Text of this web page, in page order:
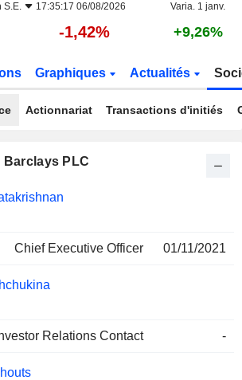
S.E. 17:35:17 06/08/2026 Varia. 1 janv.
-1,42% +9,26%
Graphiques Actualités
Actionnariat Transactions d'initiés
PLC
Chief Executive Officer 01/11/2021
Relations Contact -